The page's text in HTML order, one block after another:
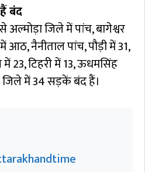
बंद
जिले में पांच, बागेश्वर
आठ, नैनीताल पांच, पौड़ी में 31,
में 23, टिहरी में 13, ऊधमसिंह
जिले में 34 सड़कें बंद हैं।